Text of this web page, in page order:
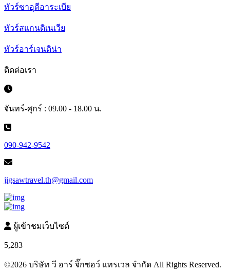
ทัวร์ซาอุดีอาระเบีย
ทัวร์สแกนดิเนเวีย
ทัวร์อาร์เจนติน่า
ติดต่อเรา
จันทร์-ศุกร์ : 09.00 - 18.00 น.
090-942-9542
jigsawtravel.th@gmail.com
ผู้เข้าชมเว็บไซต์
5,283
©2026 บริษัท วี อาร์ จิ๊กซอว์ แทรเวล จำกัด All Rights Reserved.